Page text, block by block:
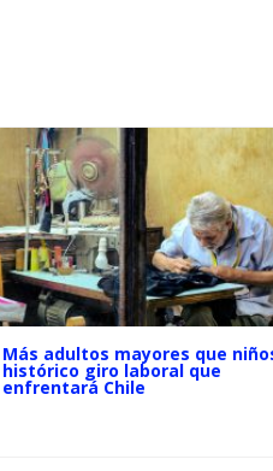
Más adultos mayores que
histórico giro laboral que
enfrentará Chile